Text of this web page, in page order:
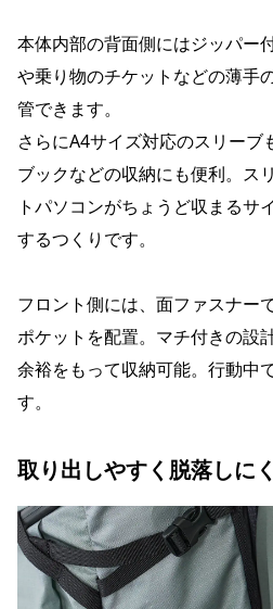
本体内部の背面側にはジッパー
や乗り物のチケットなどの薄手
管できます。
さらにA4サイズ対応のスリーブ
ブックなどの収納にも便利。ス
トパソコンがちょうど収まるサ
するつくりです。
フロント側には、面ファスナー
ポケットを配置。マチ付きの設
余裕をもって収納可能。行動中
す。
取り出しやすく脱落しに